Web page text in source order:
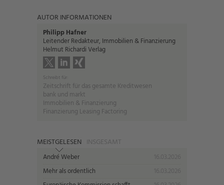
AUTOR INFORMATIONEN
Philipp Hafner
Leitender Redakteur, Immobilien & Finanzierung
Helmut Richardi Verlag
Schreibt für:
Zeitschrift für das gesamte Kreditwesen
bank und markt
Immobilien & Finanzierung
Finanzierung Leasing Factoring
MEISTGELESEN INSGESAMT
André Weber
Mehr als ordentlich